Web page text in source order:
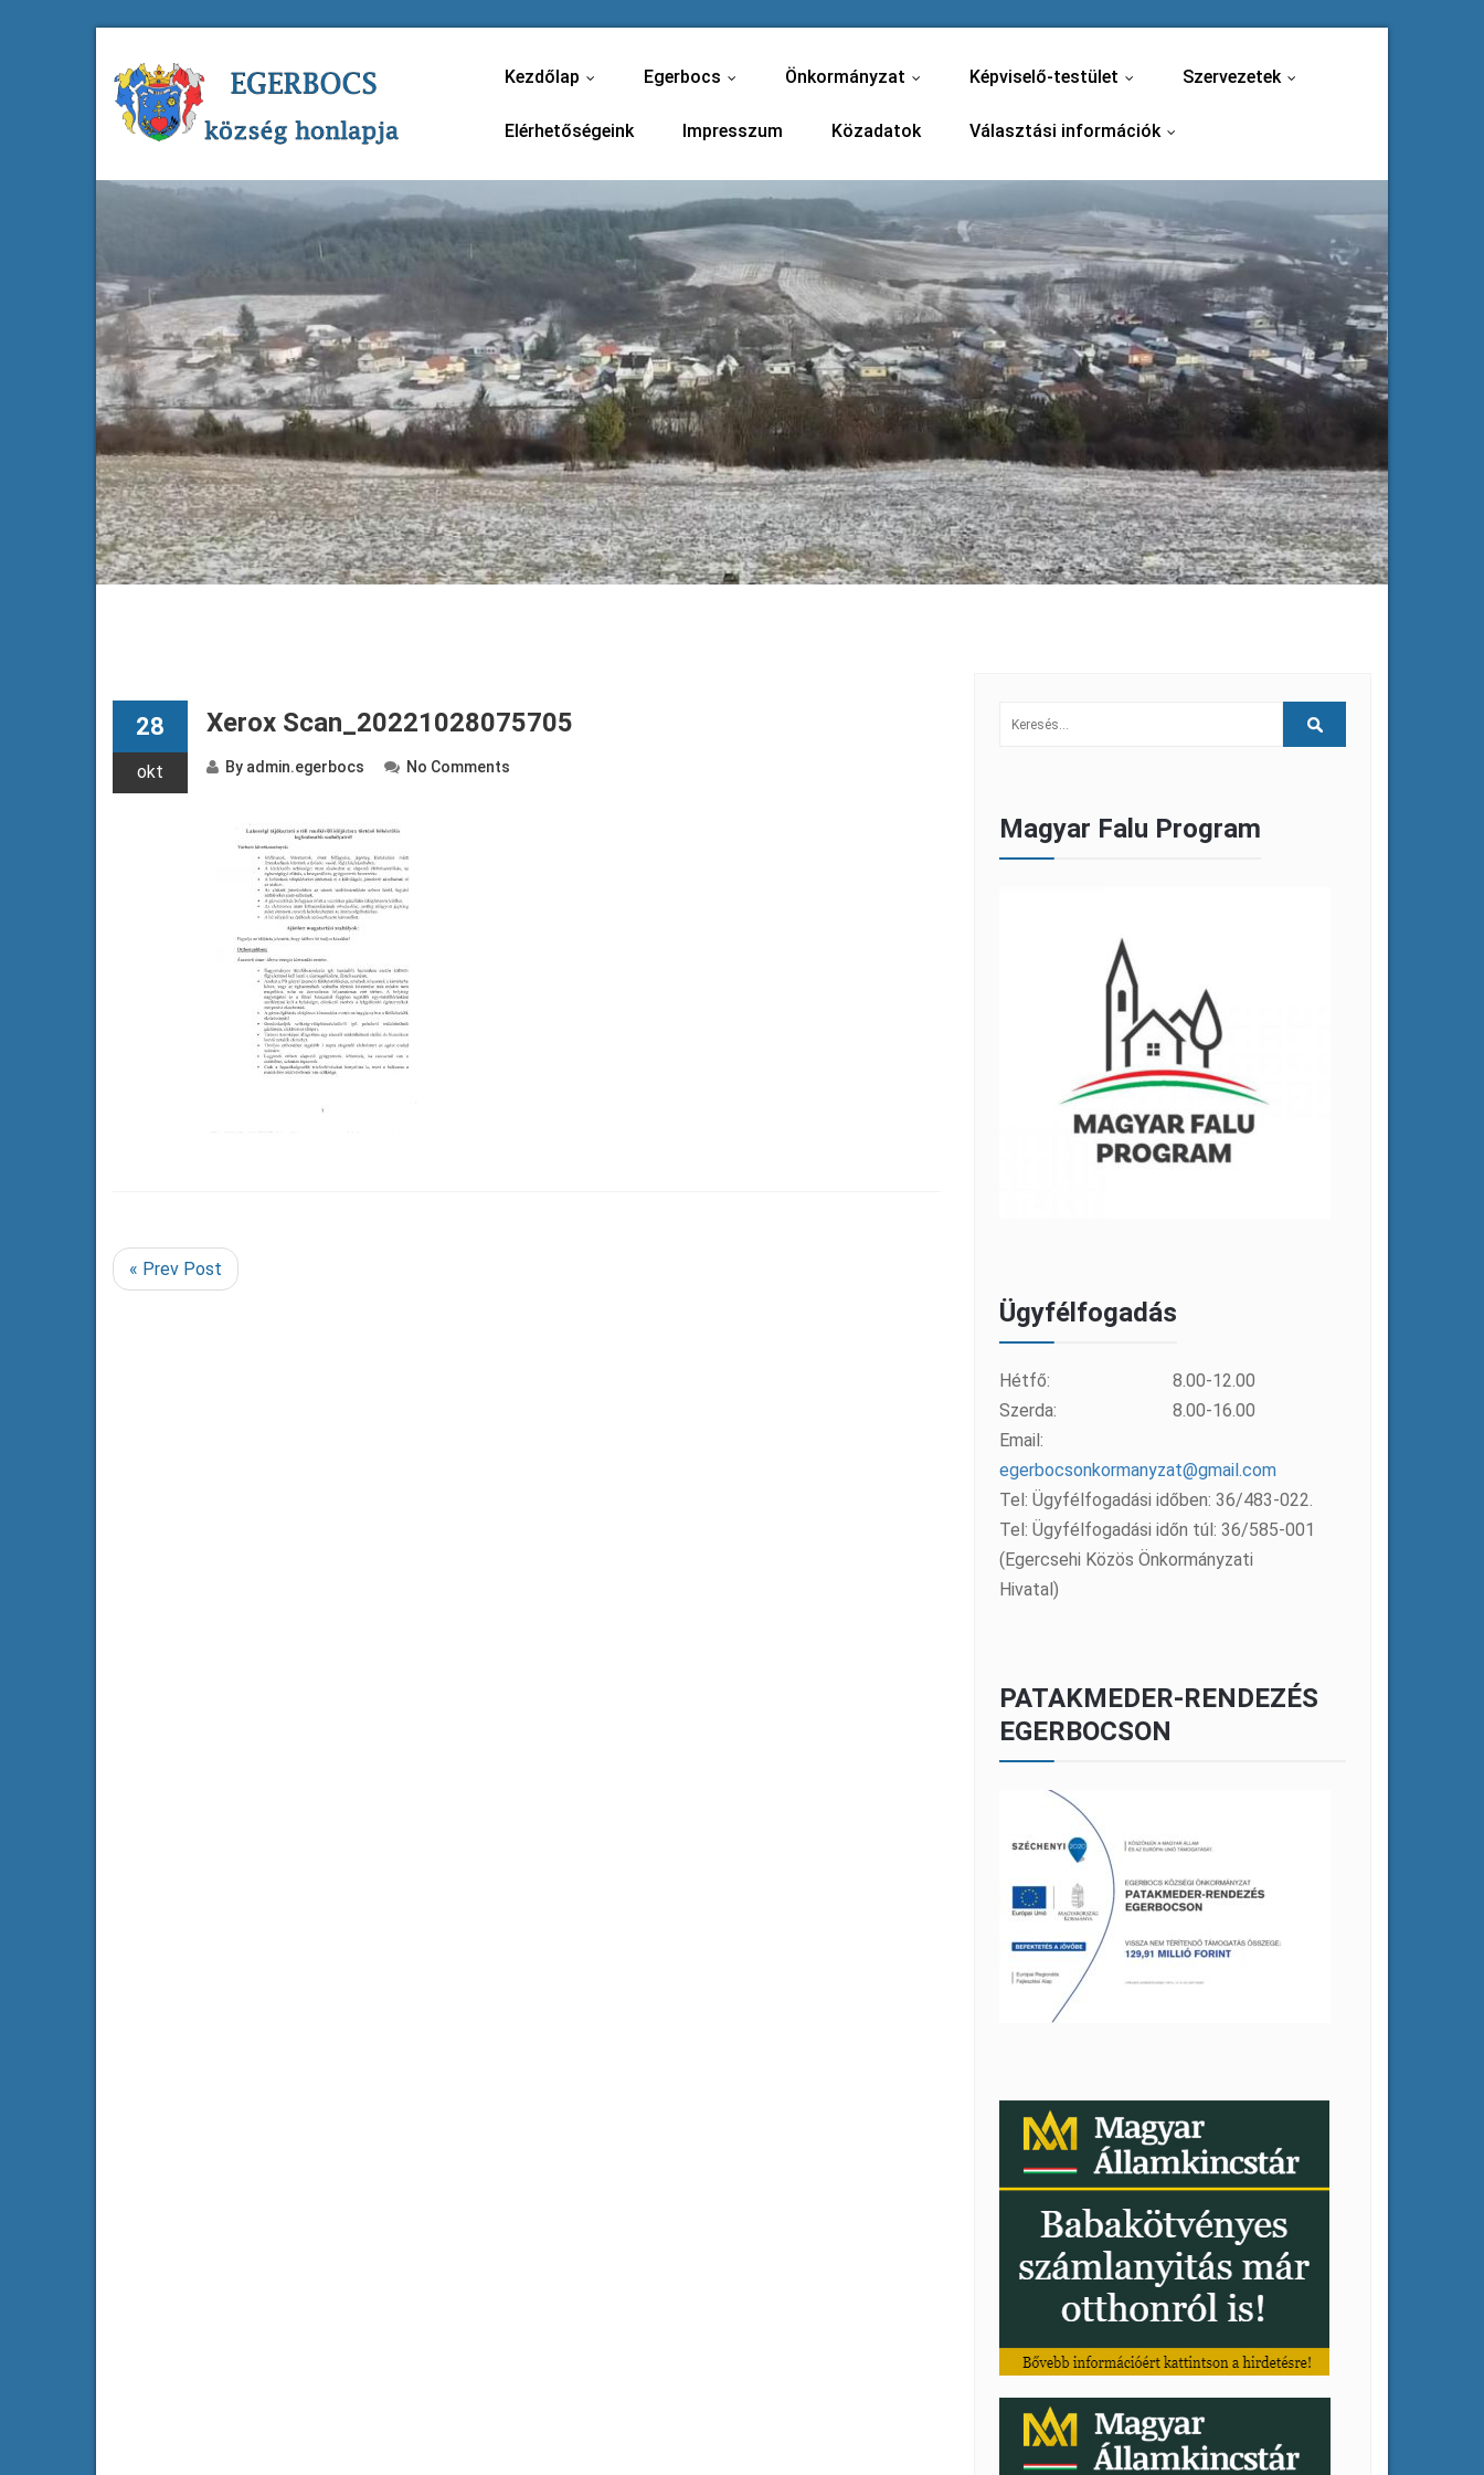
Kezdőlap Egerbocs Önkormányzat Képviselő-testület Szervezetek
Elérhetőségeink Impresszum Közadatok Választási információk
28
okt
Xerox Scan_20221028075705
By admin.egerbocs No Comments
« Prev Post
Magyar Falu Program
Ügyfélfogadás
Hétfő:
8.00-12.00
Szerda:
8.00-16.00
Email:
egerbocsonkormanyzat@gmail.com
Tel: Ügyfélfogadási időben: 36/483-022.
Tel: Ügyfélfogadási időn túl: 36/585-001
(Egercsehi Közös Önkormányzati
Hivatal)
PATAKMEDER-RENDEZÉS
EGERBOCSON